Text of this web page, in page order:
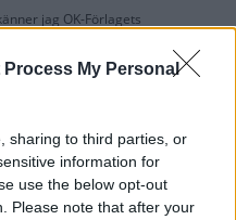
Process My Personal
sharing to third parties, or
information for
use the below opt-out
Please note that after your
jag OK-Förlagets
vår papperstidning?
utan kostnad här.